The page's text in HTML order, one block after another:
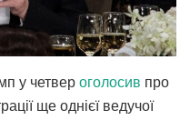
у четвероголосив про
ще однієї ведучої